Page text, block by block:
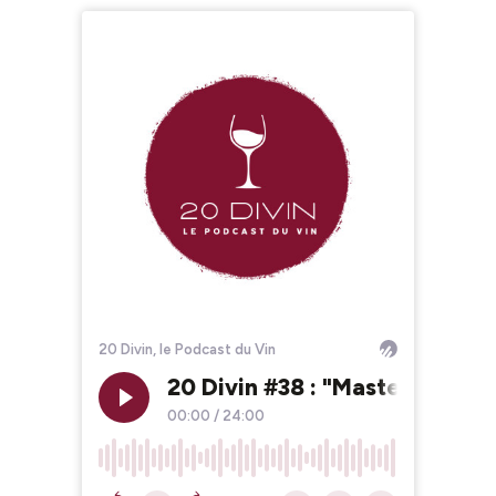
20 Divin, le Podcast du Vin
20 Divin #38 : "Master class"
00:00 / 24:00